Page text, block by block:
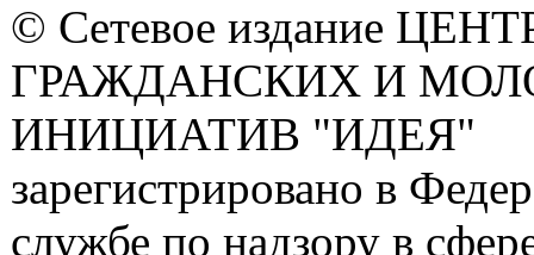
© Сетевое издание
ГРАЖДАНСКИХ И
ИНИЦИАТИВ "ИДЕЯ"
зарегистрировано в
службе по надзору в